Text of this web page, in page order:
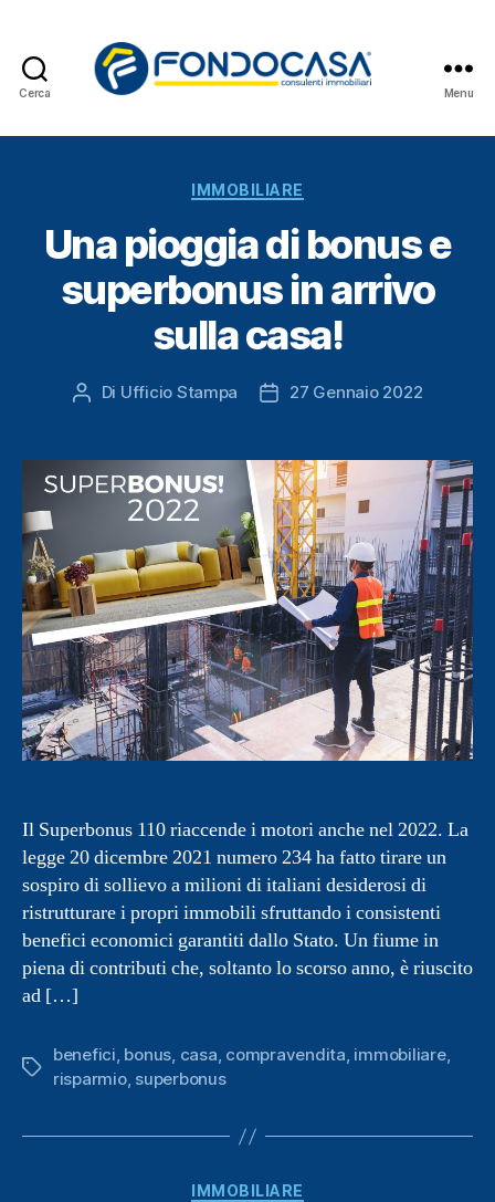
Cerca Menu
Categorie
IMMOBILIARE
Una pioggia di bonus e
superbonus in arrivo
sulla casa!
Autore
Di Ufficio Stampa
Data27 Gennaio 2022
Il Superbonus 110 riaccende i motori anche nel 2022. La
legge 20 dicembre 2021 numero 234 ha fatto tirare un
sospiro di sollievo a milioni di italiani desiderosi di
ristrutturare i propri immobili sfruttando i consistenti
benefici economici garantiti dallo Stato. Un fiume in
piena di contributi che, soltanto lo scorso anno, è riuscito
ad […]
Tag
benefici, bonus, casa, compravendita, immobiliare,
risparmio, superbonus
Categorie
IMMOBILIARE